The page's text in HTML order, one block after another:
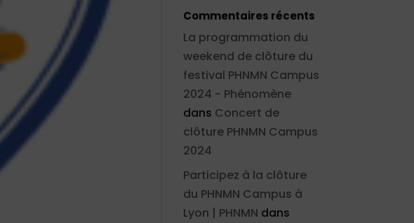
Commentaires récents
La programmation du
weekend de clôture du
festival PHNMN Campus
2024 - Phénomène
dans Concert de
clôture PHNMN Campus
2024
Participez à la clôture
du PHNMN Campus à
Lyon | PHNMN dans